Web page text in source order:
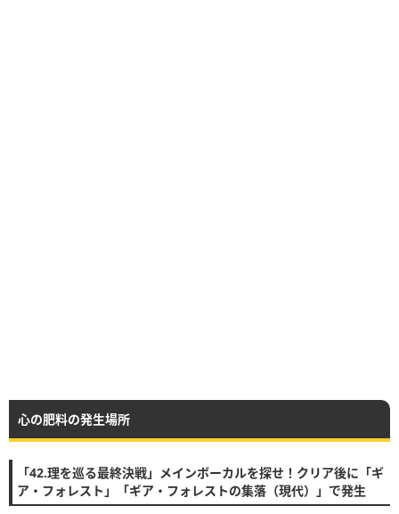
心の肥料の発生場所
「42.理を巡る最終決戦」メインボーカルを探せ！クリア後に「ギ
ア・フォレスト」「ギア・フォレストの集落（現代）」で発生